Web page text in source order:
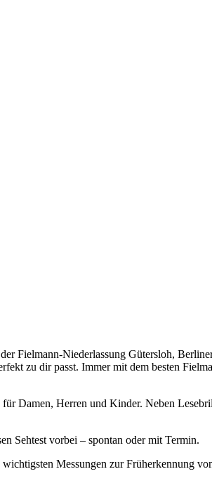
Fielmann-Niederlassung Gütersloh,
zu dir passt. Immer mit dem besten
Damen, Herren und Kinder. Neben
Sehtest vorbei – spontan oder mit Termin.
Messungen zur Früherkennung